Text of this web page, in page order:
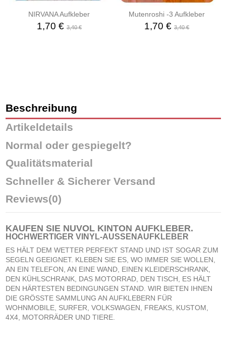
NIRVANA Aufkleber
1,70 € 3,40 €
Mutenroshi -3 Aufkleber
1,70 €3,40 €
Beschreibung
Artikeldetails
Normal oder gespiegelt?
Qualitätsmaterial
Schneller & Sicherer Versand
Reviews(0)
KAUFEN SIE NUVOL KINTON AUFKLEBER.
HOCHWERTIGER VINYL-AUSSENAUFKLEBER
ES HÄLT DEM WETTER PERFEKT STAND UND IST SOGAR ZUM
SEGELN GEEIGNET. KLEBEN SIE ES, WO IMMER SIE WOLLEN,
AN EIN TELEFON, AN EINE WAND, EINEN KLEIDERSCHRANK,
DEN KÜHLSCHRANK, DAS MOTORRAD, DEN TISCH, ES HÄLT
DEN HÄRTESTEN BEDINGUNGEN STAND. WIR BIETEN IHNEN
DIE GRÖSSTE SAMMLUNG AN AUFKLEBERN FÜR
WOHNMOBILE, SURFER, VOLKSWAGEN, FREAKS, KUSTOM,
4X4, MOTORRÄDER UND TIERE.